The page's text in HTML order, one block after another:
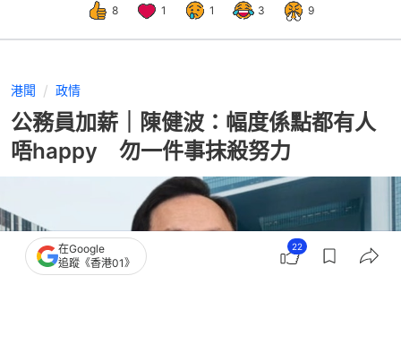
8 1 1 3 9
港聞 政情
公務員加薪｜陳健波：幅度係點都有人
唔happy 勿一件事抹殺努力
在Google
追蹤《香港01》
22